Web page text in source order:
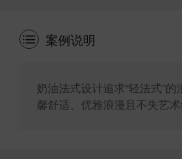
案例说明
奶油法式设计追求“轻法式”
馨舒适、优雅浪漫且不失艺